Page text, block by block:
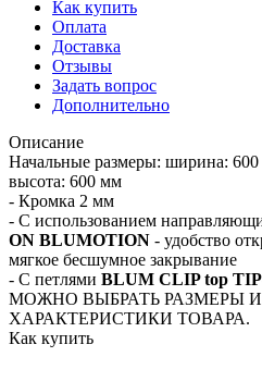
Как купить
Оплата
Доставка
Отзывы
Задать вопрос
Дополнительно
Описание
Начальные размеры: ширина:
высота: 600 мм
- Кромка 2 мм
- С использованием
ON BLUMOTION - удобство
мягкое бесшумное закрывание
- C петлями BLUM CLIP top
МОЖНО ВЫБРАТЬ РАЗМЕРЫ
ХАРАКТЕРИСТИКИ ТОВАРА.
Как купить